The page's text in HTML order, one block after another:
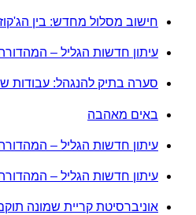
חישוב מסלול מחדש: בין
עיתון חדשות הגליל – המהדורה
סערה בתיק להנגהל: עבודות
באים מאהבה
עיתון חדשות הגליל – המהדורה
עיתון חדשות הגליל – המהדורה
אוניברסיטת קריית שמונה